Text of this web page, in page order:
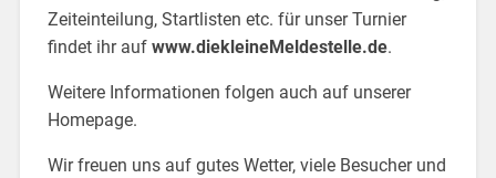
Zeiteinteilung, Startlisten etc. für unser Turnier
findet ihr auf www.diekleineMeldestelle.de.
Weitere Informationen folgen auch auf unserer
Homepage.
Wir freuen uns auf gutes Wetter, viele Besucher und